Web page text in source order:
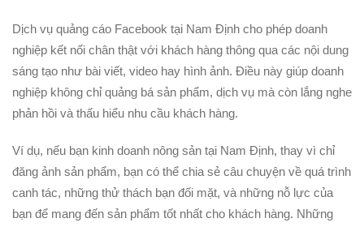
Dịch vụ quảng cáo Facebook tại Nam Định cho phép doanh
nghiệp kết nối chân thật với khách hàng thông qua các nội dung
sáng tạo như bài viết, video hay hình ảnh. Điều này giúp doanh
nghiệp không chỉ quảng bá sản phẩm, dịch vụ mà còn lắng nghe
phản hồi và thấu hiểu nhu cầu khách hàng.
Ví dụ, nếu bạn kinh doanh nông sản tại Nam Định, thay vì chỉ
đăng ảnh sản phẩm, bạn có thể chia sẻ câu chuyện về quá trình
canh tác, những thử thách bạn đối mặt, và những nỗ lực của
bạn để mang đến sản phẩm tốt nhất cho khách hàng. Những